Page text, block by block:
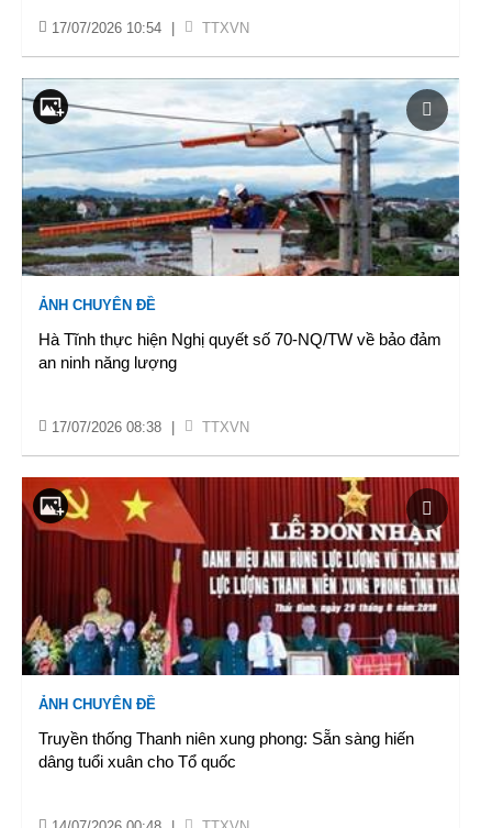
17/07/2026 10:54 TTXVN
ẢNH CHUYÊN ĐỀ
Hà Tĩnh thực hiện Nghị quyết số 70-NQ/TW về bảo đảm
an ninh năng lượng
17/07/2026 08:38 TTXVN
ẢNH CHUYÊN ĐỀ
Truyền thống Thanh niên xung phong: Sẵn sàng hiến
dâng tuổi xuân cho Tổ quốc